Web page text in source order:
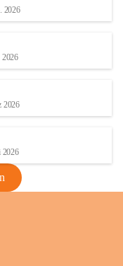
2026
2026
2026
2026